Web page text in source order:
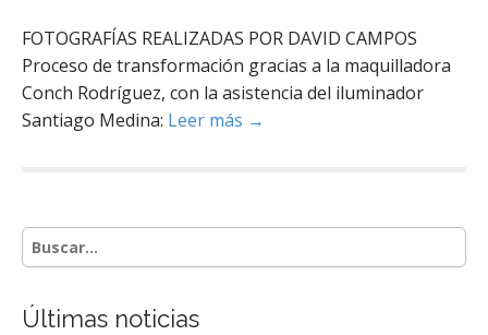
FOTOGRAFÍAS REALIZADAS POR DAVID CAMPOS
Proceso de transformación gracias a la maquilladora
Conch Rodríguez, con la asistencia del iluminador
Santiago Medina: Leer más →
S
e
c
Últimas noticias